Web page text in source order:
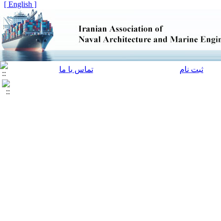
[ English ]
ثبت نام تماس با ما